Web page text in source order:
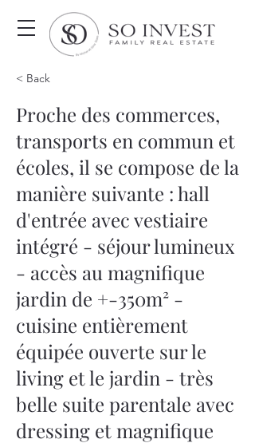
< Back
Proche des commerces,
transports en commun et
écoles, il se compose de la
manière suivante : hall
d'entrée avec vestiaire
intégré - séjour lumineux
- accès au magnifique
jardin de +-350m² -
cuisine entièrement
équipée ouverte sur le
living et le jardin - très
belle suite parentale avec
dressing et magnifique